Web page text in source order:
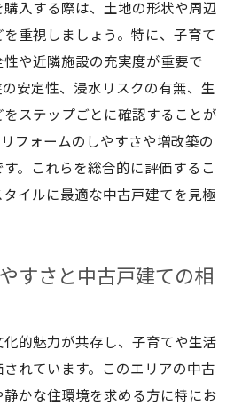
住まい選びのポイント
択で宝塚市の将来価値を重視
ンションで資産価値を守るポ
入時の宝塚市資産価値の見極
マンション・戸建て選びの資
入する際は、土地の形状や周辺
重視しましょう。特に、子育て
や近隣施設の充実度が重要で
安定性、浸水リスクの有無、生
ステップごとに確認することが
フォームのしやすさや増改築の
。これらを総合的に評価するこ
イルに最適な中古戸建てを見極
すさと中古戸建ての相
的魅力が共存し、子育てや生活
れています。このエリアの中古
かな住環境を求める方に特にお